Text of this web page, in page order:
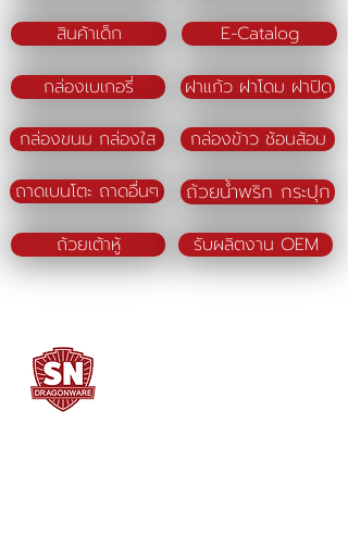
สินค้าเด็ก
กล่องเบเกอรี่
กล่องขนม กล่องใส
ถาดเบนโตะ ถาดอื่นๆ
ถ้วยเต้าหู้
E-Catalog
ฝาแก้ว ฝาโดม ฝาปิด
กล่องข้าว ช้อนส้อม
ถ้วยน้ำพริก กระปุก
รับผลิตงาน OEM